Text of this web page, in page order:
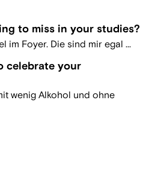
to miss in your studies?
im Foyer. Die sind mir egal ...
celebrate your
wenig Alkohol und ohne